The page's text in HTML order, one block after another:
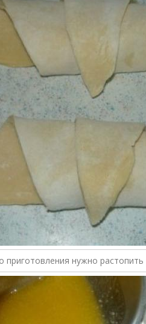
приготовления нужно